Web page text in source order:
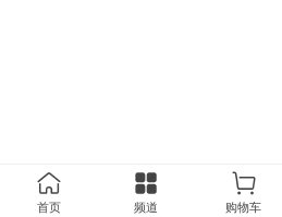
首页 频道 购物车